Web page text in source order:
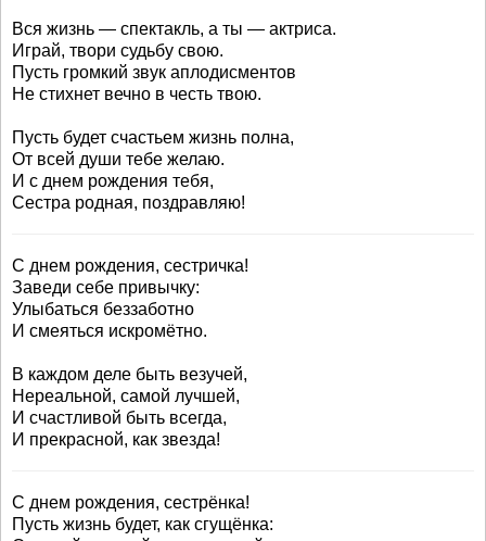
Вся жизнь — спектакль, а ты — актриса.
Играй, твори судьбу свою.
Пусть громкий звук аплодисментов
Не стихнет вечно в честь твою.
Пусть будет счастьем жизнь полна,
От всей души тебе желаю.
И с днем рождения тебя,
Сестра родная, поздравляю!
С днем рождения, сестричка!
Заведи себе привычку:
Улыбаться беззаботно
И смеяться искромётно.
В каждом деле быть везучей,
Нереальной, самой лучшей,
И счастливой быть всегда,
И прекрасной, как звезда!
С днем рождения, сестрёнка!
Пусть жизнь будет, как сгущёнка: